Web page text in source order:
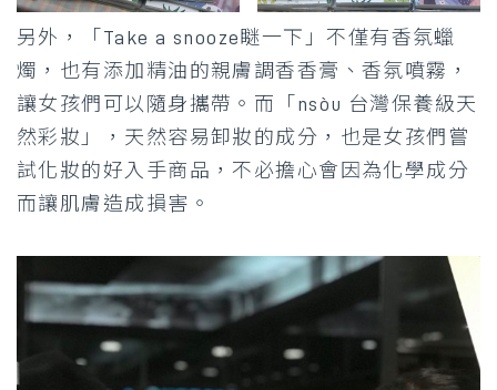
另外，「Take a snooze瞇一下」不僅有香氛蠟
燭，也有添加精油的親膚調香香膏、香氛噴霧，
讓女孩們可以隨身攜帶。而「nsòu 台灣保養級天
然彩妝」，天然容易卸妝的成分，也是女孩們嘗
試化妝的好入手商品，不必擔心會因為化學成分
而讓肌膚造成損害。